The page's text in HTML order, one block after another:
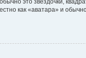
как «аватара» и